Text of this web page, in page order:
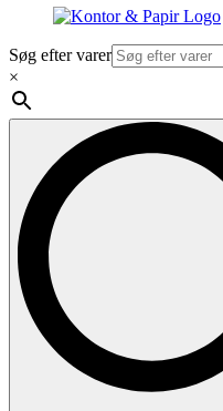
Søg efter varer
×